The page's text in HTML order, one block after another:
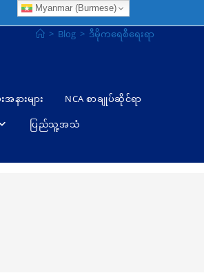
> Blog > ဒီမိုကရေစီရေးရာ
နားများ NCA စာချုပ်ဆိုင်ရာ
ပြည်သူ့အသံ
Myanmar (Burmese)